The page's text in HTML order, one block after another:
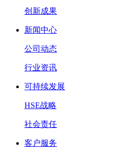
创新成果
新闻中心
公司动态
行业资讯
可持续发展
HSE战略
社会责任
客户服务